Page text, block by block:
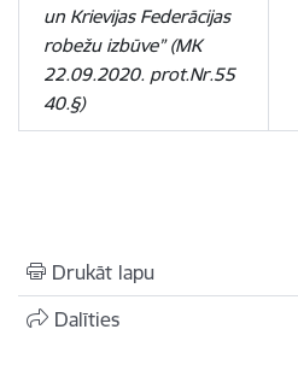
un Krievijas Federācijas
robežu izbūve” (MK
22.09.2020. prot.Nr.55
40.§)
Drukāt lapu
Dalīties